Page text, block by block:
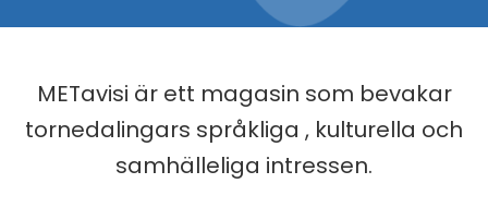
METavisi är ett magasin som bevakar
tornedalingars språkliga , kulturella och
samhälleliga intressen.